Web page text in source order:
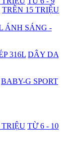
TRÊN 15 TRIỆU
ÁNH SÁNG -
316L DÂY DA
BABY-G SPORT
TRIỆU TỪ 6 - 10